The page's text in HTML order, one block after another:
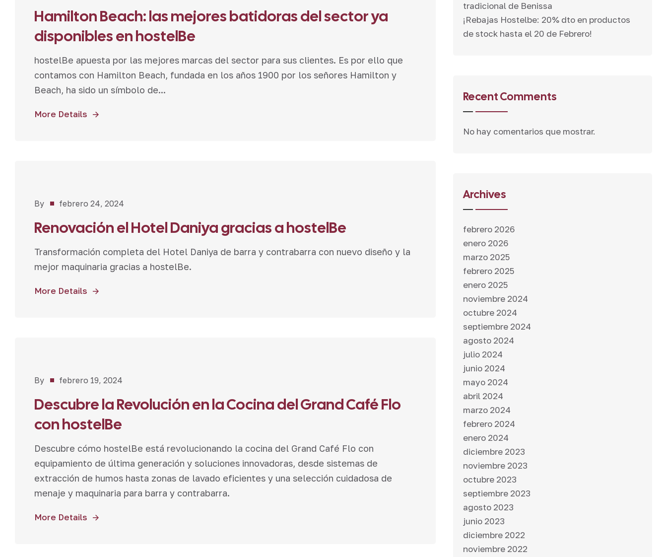
Hamilton Beach: las mejores batidoras del sector ya
disponibles en hostelBe
hostelBe apuesta por las mejores marcas del sector para sus clientes. Es por ello que
contamos con Hamilton Beach, fundada en los años 1900 por los señores Hamilton y
Beach, ha sido un símbolo de...
More Details
Bar-
Hoteles,
By febrero 24, 2024
Renovación el Hotel Daniya gracias a hostelBe
Transformación completa del Hotel Daniya de barra y contrabarra con nuevo diseño y la
mejor maquinaria gracias a hostelBe.
More Details
Proyectos,
By febrero 19, 2024
Descubre la Revolución en la Cocina del Grand Café Flo
con hostelBe
Descubre cómo hostelBe está revolucionando la cocina del Grand Café Flo con
equipamiento de última generación y soluciones innovadoras, desde sistemas de
extracción de humos hasta zonas de lavado eficientes y una selección cuidadosa de
menaje y maquinaria para barra y contrabarra.
More Details
tradicional de Benissa
¡Rebajas Hostelbe: 20% dto en productos
de stock hasta el 20 de Febrero!
Recent Comments
No hay comentarios que mostrar.
Archives
febrero 2026
enero 2026
marzo 2025
febrero 2025
enero 2025
noviembre 2024
octubre 2024
septiembre 2024
agosto 2024
julio 2024
junio 2024
mayo 2024
abril 2024
marzo 2024
febrero 2024
enero 2024
diciembre 2023
noviembre 2023
octubre 2023
septiembre 2023
agosto 2023
junio 2023
diciembre 2022
noviembre 2022